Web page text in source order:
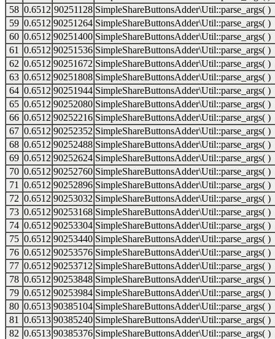
58 0.6512 90251128 SimpleShareButtonsAdder\Util::parse_args( )
59 0.6512 90251264 SimpleShareButtonsAdder\Util::parse_args( )
60 0.6512 90251400 SimpleShareButtonsAdder\Util::parse_args( )
61
0.6512 90251536 SimpleShareButtonsAdder\Util::parse_args( )
62 0.6512 90251672 SimpleShareButtonsAdder\Util::parse_args( )
63 0.6512 90251808 SimpleShareButtonsAdder\Util::parse_args( )
64 0.6512 90251944 SimpleShareButtonsAdder\Util::parse_args( )
65 0.6512 90252080 SimpleShareButtonsAdder\Util::parse_args( )
66 0.6512 90252216 SimpleShareButtonsAdder\Util::parse_args( )
67 0.6512 90252352 SimpleShareButtonsAdder\Util::parse_args( )
68 0.6512 90252488 SimpleShareButtonsAdder\Util::parse_args( )
69 0.6512 90252624 SimpleShareButtonsAdder\Util::parse_args( )
70 0.6512 90252760 SimpleShareButtonsAdder\Util::parse_args( )
71
0.6512 90252896 SimpleShareButtonsAdder\Util::parse_args( )
72 0.6512 90253032 SimpleShareButtonsAdder\Util::parse_args( )
73 0.6512 90253168 SimpleShareButtonsAdder\Util::parse_args( )
74 0.6512 90253304 SimpleShareButtonsAdder\Util::parse_args( )
75 0.6512 90253440 SimpleShareButtonsAdder\Util::parse_args( )
76 0.6512 90253576 SimpleShareButtonsAdder\Util::parse_args( )
77 0.6512 90253712 SimpleShareButtonsAdder\Util::parse_args( )
78 0.6512 90253848 SimpleShareButtonsAdder\Util::parse_args( )
79 0.6512 90253984 SimpleShareButtonsAdder\Util::parse_args( )
80 0.6513 90385104 SimpleShareButtonsAdder\Util::parse_args( )
81
0.6513 90385240 SimpleShareButtonsAdder\Util::parse_args( )
82 0.6513 90385376 SimpleShareButtonsAdder\Util::parse_args( )